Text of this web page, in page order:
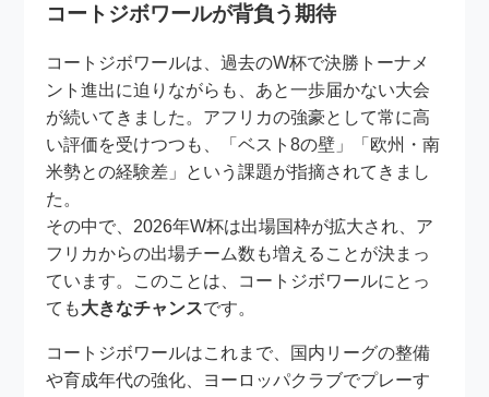
コートジボワールが背負う期待
コートジボワールは、過去のW杯で決勝トーナメ
ント進出に迫りながらも、あと一歩届かない大会
が続いてきました。アフリカの強豪として常に高
い評価を受けつつも、「ベスト8の壁」「欧州・南
米勢との経験差」という課題が指摘されてきまし
た。
その中で、2026年W杯は出場国枠が拡大され、ア
フリカからの出場チーム数も増えることが決まっ
ています。このことは、コートジボワールにとっ
ても大きなチャンスです。
コートジボワールはこれまで、国内リーグの整備
や育成年代の強化、ヨーロッパクラブでプレーす